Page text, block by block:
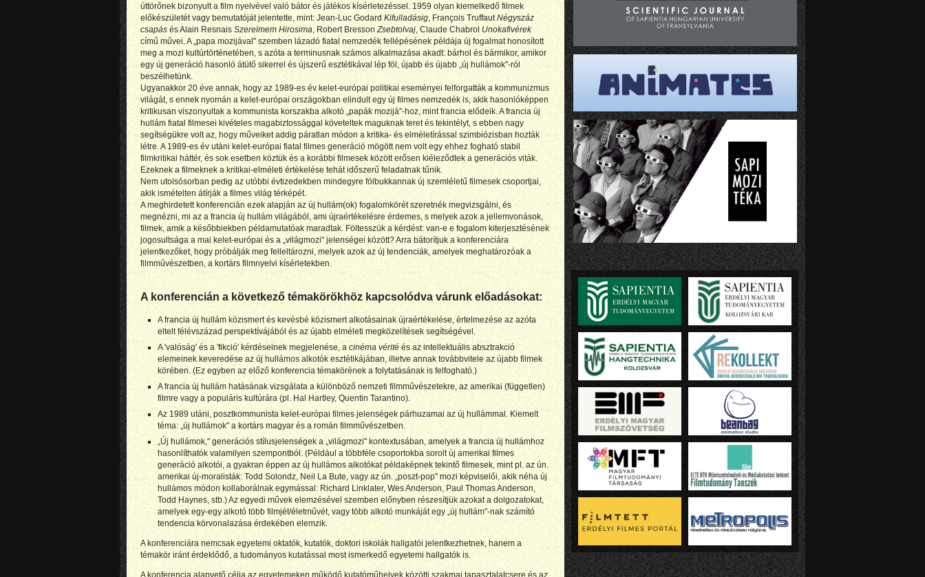
úttörőnek bizonyult a film nyelvével való bátor és játékos kísérletezéssel. 1959 olyan kiemelkedő filmek
előkészületét vagy bemutatóját jelentette, mint: Jean-Luc GodardKifulladásig, François TruffautNégyszáz
csapásés Alain ResnaisSzerelmem Hirosima, Robert BressonZsebtolvaj, Claude ChabrolUnokafivérek
című művei. A „papa mozijával" szemben lázadó fiatal nemzedék fellépésének példája új fogalmat honosított
meg a mozi kultúrtörténetében, s azóta a terminusnak számos alkalmazása akadt: bárhol és bármikor, amikor
egy új generáció hasonló átütő sikerrel és újszerű esztétikával lép föl, újabb és újabb „új hullámok"-ról
beszélhetünk.
Ugyanakkor 20 éve annak, hogy az 1989-es év kelet-európai politikai eseményei felforgatták a kommunizmus
világát, s ennek nyomán a kelet-európai országokban elindult egy új filmes nemzedék is, akik hasonlóképpen
kritikusan viszonyultak a kommunista korszakba alkotó „papák mozijá"-hoz, mint francia elődeik. A francia új
hullám fiatal filmesei kivételes magabiztossággal követeltek maguknak teret és tekintélyt, s ebben nagy
segítségükre volt az, hogy műveiket addig páratlan módon a kritika- és elméletírással szimbiózisban hozták
létre. A 1989-es év utáni kelet-európai fiatal filmes generáció mögött nem volt egy ehhez fogható stabil
filmkritikai háttér, és sok esetben köztük és a korábbi filmesek között erősen kiéleződtek a generációs viták.
Ezeknek a filmeknek a kritikai-elméleti értékelése tehát időszerű feladatnak tűnik.
Nem utolsósorban pedig az utóbbi évtizedekben mindegyre fölbukkannak új szemléletű filmesek csoportjai,
akik ismételten átírják a filmes világ térképét.
A meghirdetett konferencián ezek alapján az új hullám(ok) fogalomkörét szeretnék megvizsgálni, és
megnézni, mi az a francia új hullám világából, ami újraértékelésre érdemes, s melyek azok a jellemvonások,
filmek, amik a későbbiekben példamutatóak maradtak. Föltesszük a kérdést: van-e e fogalom kiterjesztésének
jogosultsága a mai kelet-európai és a „világmozi" jelenségei között? Arra bátorítjuk a konferenciára
jelentkezőket, hogy próbálják meg felleltározni, melyek azok az új tendenciák, amelyek meghatározóak a
filmművészetben, a kortárs filmnyelvi kísérletekben.
A konferencián a következő témakörökhöz kapcsolódva várunk előadásokat:
A francia új hullám közismert és kevésbé közismert alkotásainak újraértékelése, értelmezése az azóta
eltelt félévszázad perspektívájából és az újabb elméleti megközelítések segítségével.
A 'valóság' és a 'fikció' kérdéseinek megjelenése, acinéma véritéés az intellektuális absztrakció
elemeinek keveredése az új hullámos alkotók esztétikájában, illetve annak továbbvitele az újabb filmek
körében. (Ez egyben az előző konferencia témakörének a folytatásának is felfogható.)
A francia új hullám hatásának vizsgálata a különböző nemzeti filmművészetekre, az amerikai (független)
filmre vagy a populáris kultúrára (pl. Hal Hartley, Quentin Tarantino).
Az 1989 utáni, posztkommunista kelet-európai filmes jelenségek párhuzamai az új hullámmal. Kiemelt
téma: „új hullámok" a kortárs magyar és a román filmművészetben.
„Új hullámok," generációs stílusjelenségek a „világmozi" kontextusában, amelyek a francia új hullámhoz
hasonlíthatók valamilyen szempontból. (Például a többféle csoportokba sorolt új amerikai filmes
generáció alkotói, a gyakran éppen az új hullámos alkotókat példaképnek tekintő filmesek, mint pl. az ún.
amerikai új-moralisták: Todd Solondz, Neil La Bute, vagy az ún. „poszt-pop" mozi képviselői, akik néha új
hullámos módon kollaborálnak egymással: Richard Linklater, Wes Anderson, Paul Thomas Anderson,
Todd Haynes, stb.) Az egyedi művek elemzésével szemben előnyben részesítjük azokat a dolgozatokat,
amelyek egy-egy alkotó több filmjét/életművét, vagy több alkotó munkáját egy „új hullám"-nak számító
tendencia körvonalazása érdekében elemzik.
A konferenciára nemcsak egyetemi oktatók, kutatók, doktori iskolák hallgatói jelentkezhetnek, hanem a
témakör iránt érdeklődő, a tudományos kutatással most ismerkedő egyetemi hallgatók is.
A konferencia alapvető célja az egyetemeken működő kutatóműhelyek közötti szakmai tapasztalatcsere és az